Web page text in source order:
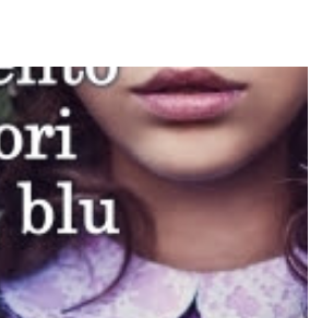
aspettative! Innanzitutto, se la Gier o
di pubblicare la trilogia in un unico libro,
apprezzato molto di più. Red è
nel senso che in trecento pagine non
E non ha nemmeno un finale ._.
nel bel mezzo della storia (anzi, quale
Questa storia ha praticamente solo
con Blue , stessa...